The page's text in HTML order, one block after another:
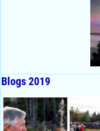
Blogs 2019